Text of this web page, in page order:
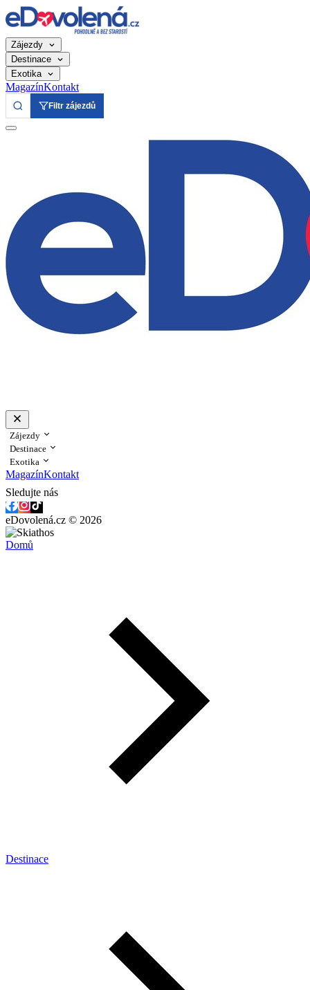
Zájezdy
Destinace
Exotika
MagazínKontakt
Filtr zájezdů
Zájezdy
Destinace
Exotika
MagazínKontakt
Sledujte nás
eDovolená.cz © 2026
Domů
Destinace